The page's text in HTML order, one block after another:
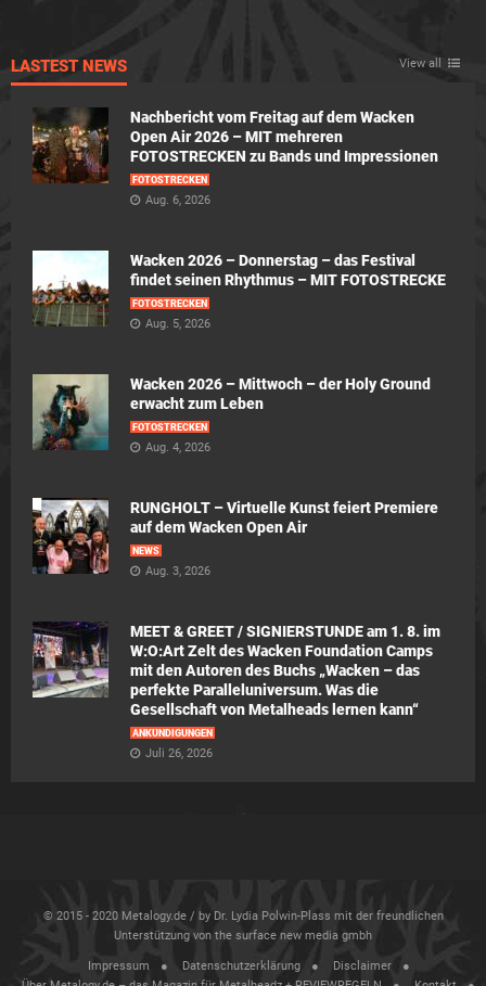
LASTEST NEWS View all
Nachbericht vom Freitag auf dem Wacken
Open Air 2026 – MIT mehreren
FOTOSTRECKEN zu Bands und Impressionen
FOTOSTRECKEN
Aug. 6, 2026
Wacken 2026 – Donnerstag – das Festival
findet seinen Rhythmus – MIT FOTOSTRECKE
FOTOSTRECKEN
Aug. 5, 2026
Wacken 2026 – Mittwoch – der Holy Ground
erwacht zum Leben
FOTOSTRECKEN
Aug. 4, 2026
RUNGHOLT – Virtuelle Kunst feiert Premiere
auf dem Wacken Open Air
NEWS
Aug. 3, 2026
MEET & GREET / SIGNIERSTUNDE am 1. 8. im
W:O:Art Zelt des Wacken Foundation Camps
mit den Autoren des Buchs „Wacken – das
perfekte Paralleluniversum. Was die
Gesellschaft von Metalheads lernen kann“
ANKÜNDIGUNGEN
Juli 26, 2026
© 2015 - 2020 Metalogy.de / by Dr. Lydia Polwin-Plass mit der freundlichen
Unterstützung von the surface new media gmbh
Impressum Datenschutzerklärung
Disclaimer